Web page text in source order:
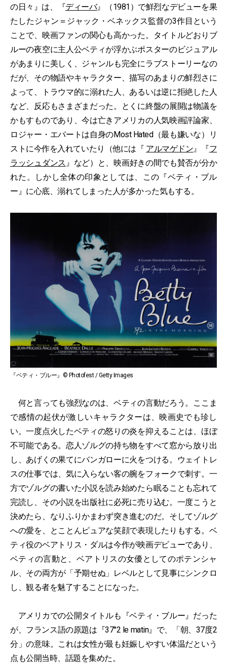
の日々』は、『ディーバ』（1981）で鮮烈なデビューを果
たしたジャン＝ジャック・ベネックス監督の3作目という
ことで、映画ファンの関心も高かった。タイトルどおりブ
ルーの夜空に主人公ベティが浮かぶポスターのビジュアル
があまりに美しく、ジャンルも完全にラブストーリーなの
だが、その物語やキャラクター、描写のあまりの鮮烈さに
よって、トラウマ的に溺れた人、あるいは逆に拒絶した人
など、反応もさまざまだった。とくに終盤の展開は物議を
かもすものであり、今は亡きアメリカの人気映画評論家、
ロジャー・エバートは自身のMost Hated（最も嫌いな）リ
ストに今作を入れていたり（他には『 アルマゲドン』『フ
ラッシュダンス 』など）と、映画好きの間でも賛否が分か
れた。しかし全体の印象としては、この『ベティ・ブル
ー』に心底、溺れてしまった人が多かった気もする。
『ベティ・ブルー』© Photofest / Getty Images
何と言っても強烈なのは、ベティの言動だろう。ここま
で感情の起伏が激しいキャラクターは、映画史でも珍し
い。一度点火したベティの怒りの炎を抑えることは、ほぼ
不可能である。恋人ゾルグの持ち物をすべて窓から放り出
し、あげくの果てにバンガローに火をつける。ウェイトレ
スの仕事では、気に入らない客の腕をフォークで刺す。一
方でゾルグの書いた小説を読み始めたら眠ることも忘れて
完読し、その小説を出版社に必死に売り込む。一度こうと
決めたら、なりふりかまわず突き進むのだ。そしてゾルグ
への愛を、とことんピュアな笑顔で表現したりもする。ベ
ティ役のベアトリス・ダルは今作が映画デビューであり、
ベティの言動と、ベアトリスの女優としてのポテンシャ
ル、その両方が「予期せぬ」レベルとして見事にシンクロ
し、観る者を魅了することになった。
アメリカでの公開タイトルも『ベティ・ブルー』だった
が、フランス語の原題は『37°2 le matin』で、「朝、37度2
分」の意味。これは女性が最も妊娠しやすい体温だという
点も公開当時、話題を集めた。